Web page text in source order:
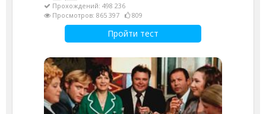
Прохождений: 498 236
Просмотров: 865 397
809
Пройти тест